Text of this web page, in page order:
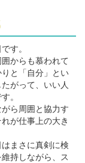
す。
からも慕われて
と「自分」とい
がって、いい人
。
ら周囲と協力す
が仕事上の大き
まさに真剣に検
持しながら、ス